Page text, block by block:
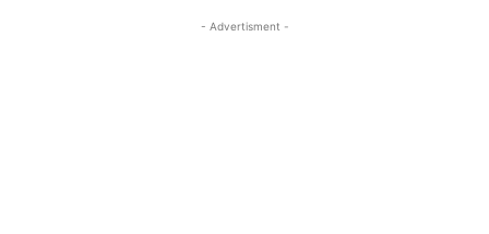
- Advertisment -